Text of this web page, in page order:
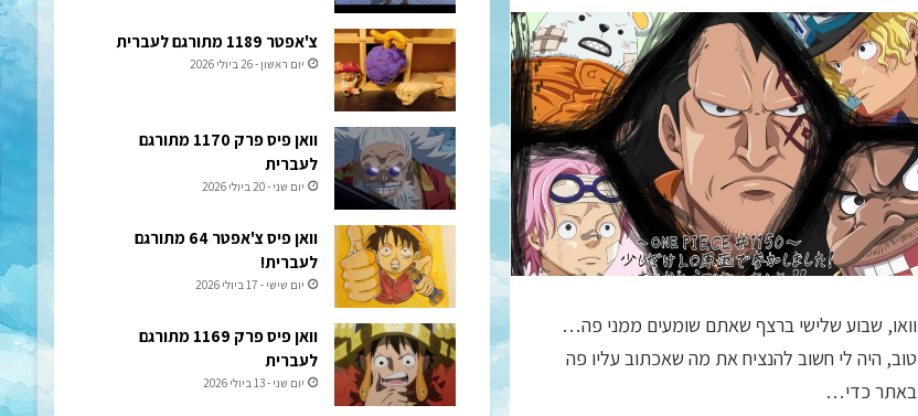
וואו, שבוע שלישי ברצף שאתם שומעים ממני פה…
טוב, היה לי חשוב להנציח את מה שאכתוב עליו פה
באתר כדי…
צ'אפטר 1189 מתורגם לעברית
יום ראשון - 26 ביולי 2026
וואן פיס פרק 1170 מתורגם
לעברית
יום שני - 20 ביולי 2026
וואן פיס צ'אפטר 64 מתורגם
לעברית!
יום שישי - 17 ביולי 2026
וואן פיס פרק 1169 מתורגם
לעברית
יום שני - 13 ביולי 2026